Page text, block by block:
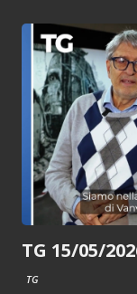
TG 15/05/
TG